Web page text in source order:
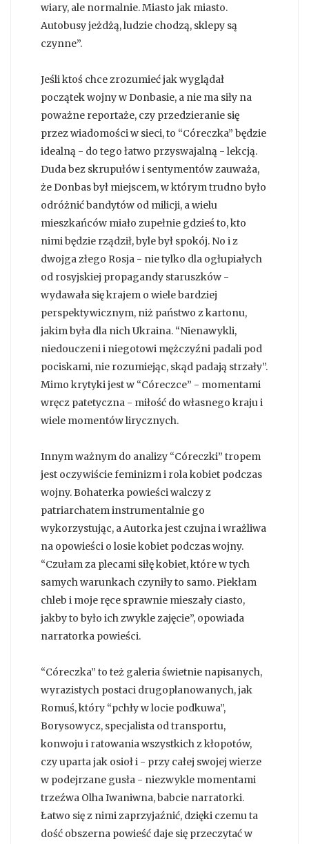
wiary, ale normalnie. Miasto jak miasto.
Autobusy jeżdżą, ludzie chodzą, sklepy są
czynne”.
Jeśli ktoś chce zrozumieć jak wyglądał
początek wojny w Donbasie, a nie ma siły na
poważne reportaże, czy przedzieranie się
przez wiadomości w sieci, to “Córeczka” będzie
idealną - do tego łatwo przyswajalną - lekcją.
Duda bez skrupułów i sentymentów zauważa,
że Donbas był miejscem, w którym trudno było
odróżnić bandytów od milicji, a wielu
mieszkańców miało zupełnie gdzieś to, kto
nimi będzie rządził, byle był spokój. No i z
dwojga złego Rosja - nie tylko dla ogłupiałych
od rosyjskiej propagandy staruszków -
wydawała się krajem o wiele bardziej
perspektywicznym, niż państwo z kartonu,
jakim była dla nich Ukraina. “Nienawykli,
niedouczeni i niegotowi mężczyźni padali pod
pociskami, nie rozumiejąc, skąd padają strzały”.
Mimo krytyki jest w “Córeczce” - momentami
wręcz patetyczna - miłość do własnego kraju i
wiele momentów lirycznych.
Innym ważnym do analizy “Córeczki” tropem
jest oczywiście feminizm i rola kobiet podczas
wojny. Bohaterka powieści walczy z
patriarchatem instrumentalnie go
wykorzystując, a Autorka jest czujna i wrażliwa
na opowieści o losie kobiet podczas wojny.
“Czułam za plecami siłę kobiet, które w tych
samych warunkach czyniły to samo. Piekłam
chleb i moje ręce sprawnie mieszały ciasto,
jakby to było ich zwykle zajęcie”, opowiada
narratorka powieści.
“Córeczka” to też galeria świetnie napisanych,
wyrazistych postaci drugoplanowanych, jak
Romuś, który “pchły w locie podkuwa”,
Borysowycz, specjalista od transportu,
konwoju i ratowania wszystkich z kłopotów,
czy uparta jak osioł i - przy całej swojej wierze
w podejrzane gusła - niezwykle momentami
trzeźwa Olha Iwaniwna, babcie narratorki.
Łatwo się z nimi zaprzyjaźnić, dzięki czemu ta
dość obszerna powieść daje się przeczytać w